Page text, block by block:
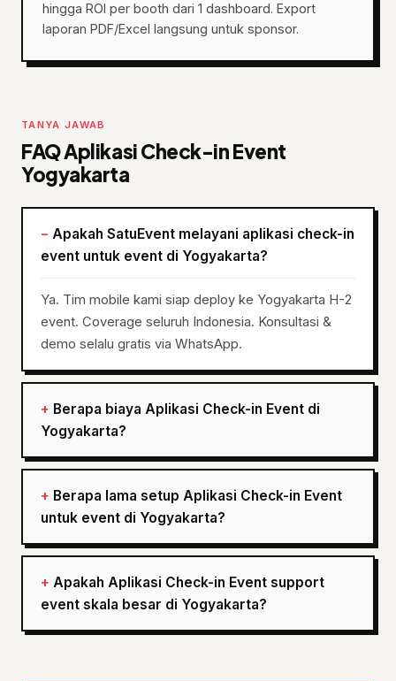
hingga ROI per booth dari 1 dashboard. Export
laporan PDF/Excel langsung untuk sponsor.
TANYA JAWAB
FAQ Aplikasi Check-in Event
Yogyakarta
Apakah SatuEvent melayani aplikasi check-in
event untuk event di Yogyakarta?
Ya. Tim mobile kami siap deploy ke Yogyakarta H-2
event. Coverage seluruh Indonesia. Konsultasi &
demo selalu gratis via WhatsApp.
Berapa biaya Aplikasi Check-in Event di
Yogyakarta?
Berapa lama setup Aplikasi Check-in Event
untuk event di Yogyakarta?
Apakah Aplikasi Check-in Event support
event skala besar di Yogyakarta?